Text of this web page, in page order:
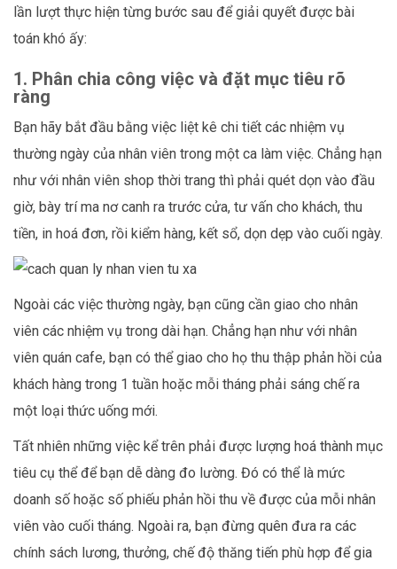
lần lượt thực hiện từng bước sau để giải quyết được bài
toán khó ấy:
1. Phân chia công việc và đặt mục tiêu rõ
ràng
Bạn hãy bắt đầu bằng việc liệt kê chi tiết các nhiệm vụ
thường ngày của nhân viên trong một ca làm việc. Chẳng hạn
như với nhân viên shop thời trang thì phải quét dọn vào đầu
giờ, bày trí ma nơ canh ra trước cửa, tư vấn cho khách, thu
tiền, in hoá đơn, rồi kiểm hàng, kết sổ, dọn dẹp vào cuối ngày.
Ngoài các việc thường ngày, bạn cũng cần giao cho nhân
viên các nhiệm vụ trong dài hạn. Chẳng hạn như với nhân
viên quán cafe, bạn có thể giao cho họ thu thập phản hồi của
khách hàng trong 1 tuần hoặc mỗi tháng phải sáng chế ra
một loại thức uống mới.
Tất nhiên những việc kể trên phải được lượng hoá thành mục
tiêu cụ thể để bạn dễ dàng đo lường. Đó có thể là mức
doanh số hoặc số phiếu phản hồi thu về được của mỗi nhân
viên vào cuối tháng. Ngoài ra, bạn đừng quên đưa ra các
chính sách lương, thưởng, chế độ thăng tiến phù hợp để gia